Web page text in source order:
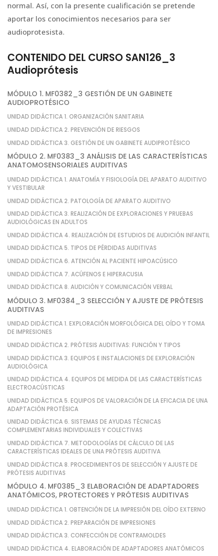
normal. Así, con la presente cualificación se pretende
aportar los conocimientos necesarios para ser
audioprotesista.
CONTENIDO DEL CURSO SAN126_3
Audioprótesis
MÓDULO 1. MF0382_3 GESTIÓN DE UN GABINETE
AUDIOPROTÉSICO
UNIDAD DIDÁCTICA 1. ORGANIZACIÓN SANITARIA
UNIDAD DIDÁCTICA 2. PREVENCIÓN DE RIESGOS
UNIDAD DIDÁCTICA 3. GESTIÓN DE UN GABINETE AUDIPROTÉSICO
MÓDULO 2. MF0383_3 ANÁLISIS DE LAS CARACTERÍSTICAS
ANATOMOSENSORIALES AUDITIVAS
UNIDAD DIDÁCTICA 1. ANATOMÍA Y FISIOLOGÍA DEL APARATO AUDITIVO
Y VESTIBULAR
UNIDAD DIDÁCTICA 2. PATOLOGÍA DE APARATO AUDITIVO
UNIDAD DIDÁCTICA 3. REALIZACIÓN DE EXPLORACIONES Y PRUEBAS
AUDIOLÓGICAS EN ADULTOS
UNIDAD DIDÁCTICA 4. REALIZACIÓN DE ESTUDIOS DE AUDICIÓN INFANTIL
UNIDAD DIDÁCTICA 5. TIPOS DE PÉRDIDAS AUDITIVAS
UNIDAD DIDÁCTICA 6. ATENCIÓN AL PACIENTE HIPOACÚSICO
UNIDAD DIDÁCTICA 7. ACÚFENOS E HIPERACUSIA
UNIDAD DIDÁCTICA 8. AUDICIÓN Y COMUNICACIÓN VERBAL
MÓDULO 3. MF0384_3 SELECCIÓN Y AJUSTE DE PRÓTESIS
AUDITIVAS
UNIDAD DIDÁCTICA 1. EXPLORACIÓN MORFOLÓGICA DEL OÍDO Y TOMA
DE IMPRESIONES
UNIDAD DIDÁCTICA 2. PRÓTESIS AUDITIVAS: FUNCIÓN Y TIPOS
UNIDAD DIDÁCTICA 3. EQUIPOS E INSTALACIONES DE EXPLORACIÓN
AUDIOLÓGICA
UNIDAD DIDÁCTICA 4. EQUIPOS DE MEDIDA DE LAS CARACTERÍSTICAS
ELECTROACÚSTICAS
UNIDAD DIDÁCTICA 5. EQUIPOS DE VALORACIÓN DE LA EFICACIA DE UNA
ADAPTACIÓN PROTÉSICA
UNIDAD DIDÁCTICA 6. SISTEMAS DE AYUDAS TÉCNICAS
COMPLEMENTARIAS INDIVIDUALES Y COLECTIVAS
UNIDAD DIDÁCTICA 7. METODOLOGÍAS DE CÁLCULO DE LAS
CARACTERÍSTICAS IDEALES DE UNA PRÓTESIS AUDITIVA
UNIDAD DIDÁCTICA 8. PROCEDIMIENTOS DE SELECCIÓN Y AJUSTE DE
PRÓTESIS AUDITIVAS
MÓDULO 4. MF0385_3 ELABORACIÓN DE ADAPTADORES
ANATÓMICOS, PROTECTORES Y PRÓTESIS AUDITIVAS
UNIDAD DIDÁCTICA 1. OBTENCIÓN DE LA IMPRESIÓN DEL OÍDO EXTERNO
UNIDAD DIDÁCTICA 2. PREPARACIÓN DE IMPRESIONES
UNIDAD DIDÁCTICA 3. CONFECCIÓN DE CONTRAMOLDES
UNIDAD DIDÁCTICA 4. ELABORACIÓN DE ADAPTADORES ANATÓMICOS